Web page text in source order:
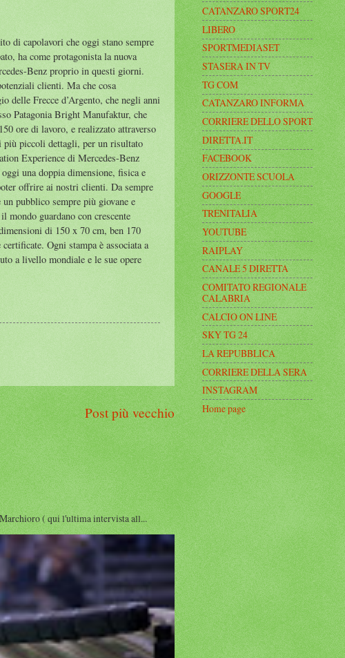
di capolavori che oggi stano sempre
ha come protagonista la nuova
Benz proprio in questi giorni.
clienti. Ma che cosa
delle Frecce d’Argento, che negli anni
Patagonia Bright Manufaktur, che
ore di lavoro, e realizzato attraverso
più piccoli dettagli, per un risultato
Experience di Mercedes-Benz
una doppia dimensione, fisica e
offrire ai nostri clienti. Da sempre
pubblico sempre più giovane e
mondo guardano con crescente
di 150 x 70 cm, ben 170
Ogni stampa è associata a
a livello mondiale e le sue opere
Post più vecchio
( qui l'ultima intervista all...
CATANZARO SPORT24
LIBERO
SPORTMEDIASET
STASERA IN TV
TG COM
CATANZARO INFORMA
CORRIERE DELLO SPORT
DIRETTA.IT
FACEBOOK
ORIZZONTE SCUOLA
GOOGLE
TRENITALIA
YOUTUBE
RAIPLAY
CANALE 5 DIRETTA
COMITATO REGIONALE
CALABRIA
CALCIO ON LINE
SKY TG 24
LA REPUBBLICA
CORRIERE DELLA SERA
INSTAGRAM
Home page